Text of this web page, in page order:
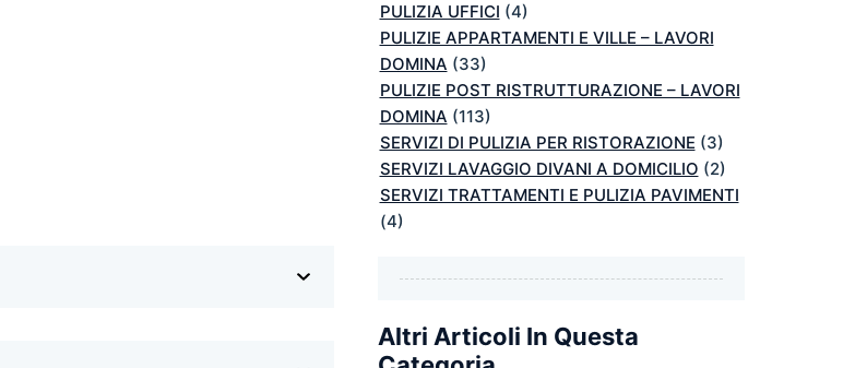
PULIZIA UFFICI (4)
PULIZIE APPARTAMENTI E VILLE – LAVORI
DOMINA (33)
PULIZIE POST RISTRUTTURAZIONE – LAVORI
DOMINA (113)
SERVIZI DI PULIZIA PER RISTORAZIONE (3)
SERVIZI LAVAGGIO DIVANI A DOMICILIO (2)
SERVIZI TRATTAMENTI E PULIZIA PAVIMENTI
(4)
Altri Articoli In Questa